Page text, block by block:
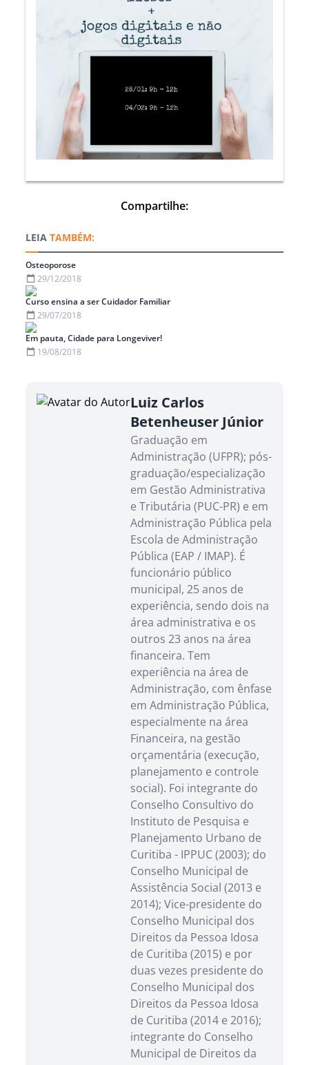
Compartilhe:
TAMBÉM:
Osteoporose
29/12/2018
Curso ensina a ser Cuidador Familiar
29/07/2018
Em pauta, Cidade para Longeviver!
19/08/2018
Luiz Carlos
Betenheuser Júnior
Graduação em
Administração (UFPR); pós-
graduação/especialização
em Gestão Administrativa
e Tributária (PUC-PR) e em
Administração Pública pela
Escola de Administração
Pública (EAP / IMAP). É
funcionário público
municipal, 25 anos de
experiência, sendo dois na
área administrativa e os
outros 23 anos na área
financeira. Tem
experiência na área de
Administração, com ênfase
em Administração Pública,
especialmente na área
Financeira, na gestão
orçamentária (execução,
planejamento e controle
social). Foi integrante do
Conselho Consultivo do
Instituto de Pesquisa e
Planejamento Urbano de
Curitiba - IPPUC (2003); do
Conselho Municipal de
Assistência Social (2013 e
2014); Vice-presidente do
Conselho Municipal dos
Direitos da Pessoa Idosa
de Curitiba (2015) e por
duas vezes presidente do
Conselho Municipal dos
Direitos da Pessoa Idosa
de Curitiba (2014 e 2016);
integrante do Conselho
Municipal de Direitos da